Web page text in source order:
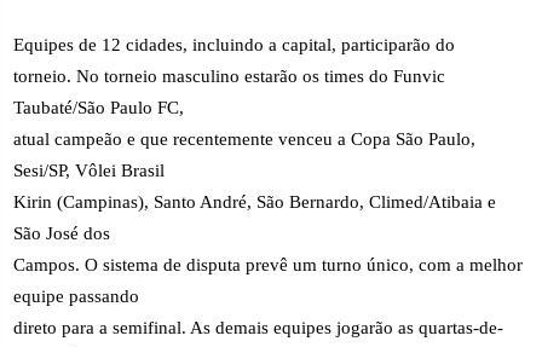
Equipes de 12 cidades, incluindo a capital, participarão do
torneio. No torneio masculino estarão os times do Funvic
Taubaté/São Paulo FC,
atual campeão e que recentemente venceu a Copa São Paulo,
Sesi/SP, Vôlei Brasil
Kirin (Campinas), Santo André, São Bernardo, Climed/Atibaia e
São José dos
Campos. O sistema de disputa prevê um turno único, com a melhor
equipe passando
direto para a semifinal. As demais equipes jogarão as quartas-de-